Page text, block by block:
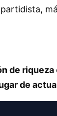
de riqueza
de